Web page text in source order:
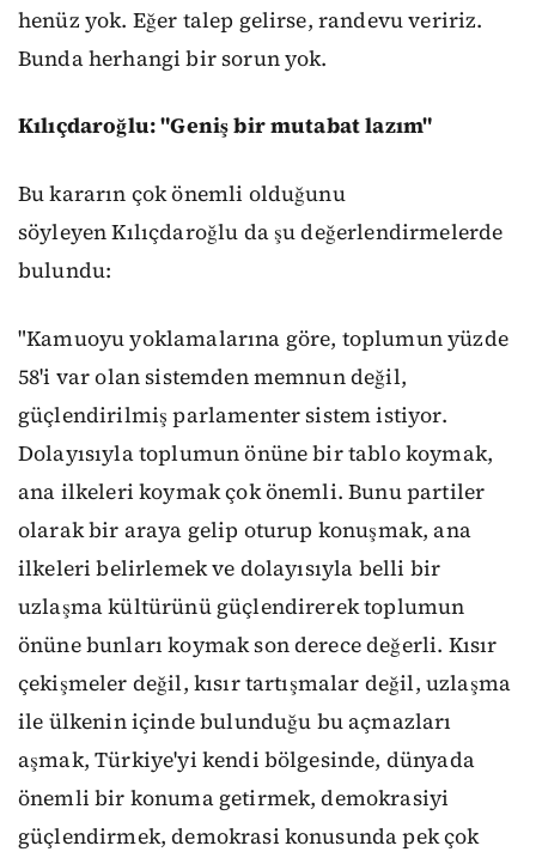
henüz yok. Eğer talep gelirse, randevu veririz.
Bunda herhangi bir sorun yok.
Kılıçdaroğlu: "Geniş bir mutabat lazım"
Bu kararın çok önemli olduğunu
söyleyen Kılıçdaroğlu da şu değerlendirmelerde
bulundu:
"Kamuoyu yoklamalarına göre, toplumun yüzde
58'i var olan sistemden memnun değil,
güçlendirilmiş parlamenter sistem istiyor.
Dolayısıyla toplumun önüne bir tablo koymak,
ana ilkeleri koymak çok önemli. Bunu partiler
olarak bir araya gelip oturup konuşmak, ana
ilkeleri belirlemek ve dolayısıyla belli bir
uzlaşma kültürünü güçlendirerek toplumun
önüne bunları koymak son derece değerli. Kısır
çekişmeler değil, kısır tartışmalar değil, uzlaşma
ile ülkenin içinde bulunduğu bu açmazları
aşmak, Türkiye'yi kendi bölgesinde, dünyada
önemli bir konuma getirmek, demokrasiyi
güçlendirmek, demokrasi konusunda pek çok